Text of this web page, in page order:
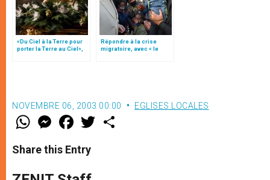
«Du Ciel à la Terre pour
porter la Terre au Ciel»,
Répondre à la crise
migratoire, avec « le
NOVEMBRE 06, 2003 00:00 EGLISES LOCALES
W
t
s
p
M
e
s
e
g
F
a
e
b
o
w
Share this Entry